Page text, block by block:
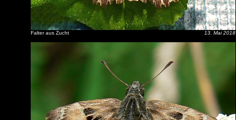
Falter aus Zucht 13. Mai 2018